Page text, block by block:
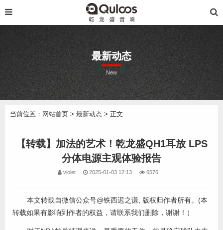
最新动态
New
当前位置： 网站首页 > 最新动态 > 正文
【转载】加法的艺术！乾龙盛QH1耳放 LPS
分体电源主观体验报告
violet 2025-01-03 12:13 6576
本文转载自微信公众号@铁西迟之谦, 版权归作者所有。(本
转载如果有影响到作者的权益，请联系我们删除，谢谢！）